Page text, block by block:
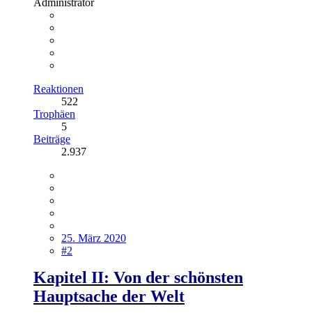
Administrator
Reaktionen
522
Trophäen
5
Beiträge
2.937
25. März 2020
#2
Kapitel II: Von der schönsten
Hauptsache der Welt